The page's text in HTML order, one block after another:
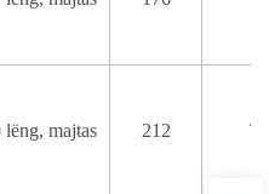
lëng, majtas 212 T